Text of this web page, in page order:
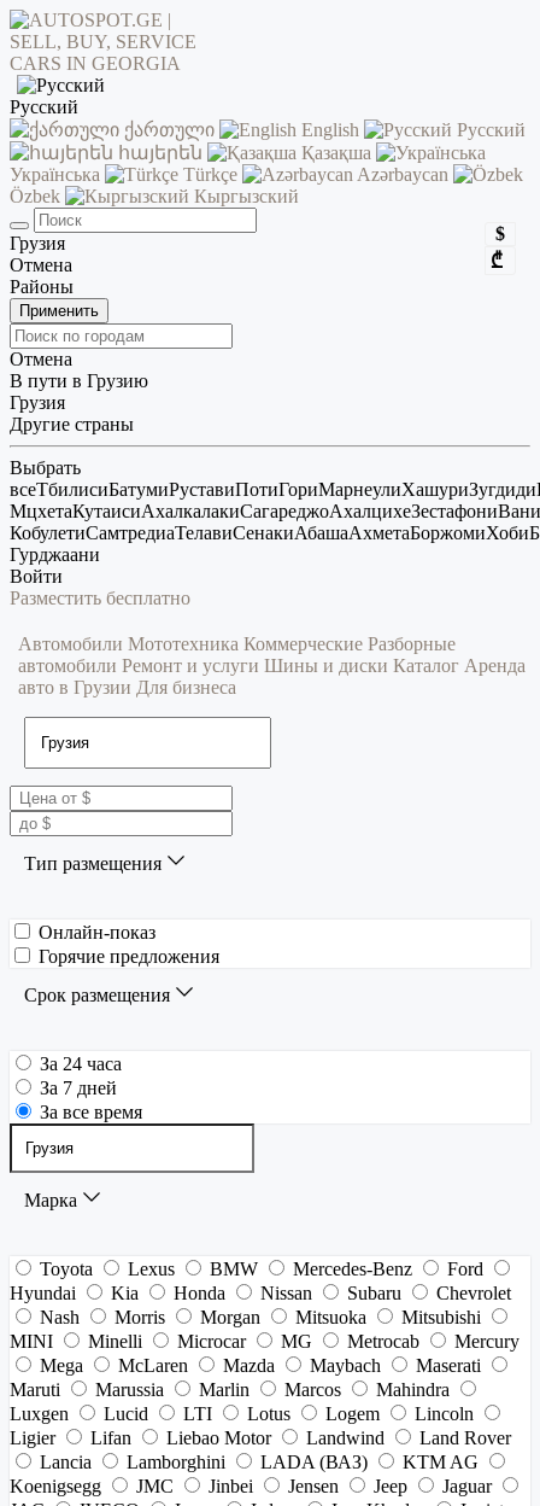
Русский
ქართული
English
Русский
հայերեն
Қазақша
Українська
Türkçe
Azərbaycan
Özbek
Кыргызский
$
₾
Грузия
Отмена
Районы
Применить
Отмена
В пути в Грузию
Грузия
Другие страны
Выбрать
всеТбилисиБатумиРуставиПотиГориМарнеулиХашуриЗугдиди
МцхетаКутаисиАхалкалакиСагареджоАхалцихеЗестафониВани
КобулетиСамтредиаТелавиСенакиАбашаАхметаБоржомиХоби
Гурджаани
Войти
Разместить бесплатно
Автомобили Мототехника Коммерческие Разборные
автомобили Ремонт и услуги Шины и диски Каталог Аренда
авто в Грузии Для бизнеса
Тип размещения
Онлайн-показ
Горячие предложения
Срок размещения
За 24 часа
За 7 дней
За все время
Марка
Toyota Lexus BMW Mercedes-Benz
Ford
Hyundai
Kia Honda Nissan Subaru
Chevrolet
Nash
Morris Morgan Mitsuoka
Mitsubishi
MINI
Minelli Microcar MG Metrocab
Mercury
Mega
McLaren Mazda Maybach
Maserati
Maruti
Marussia Marlin Marcos
Mahindra
Luxgen
Lucid LTI Lotus Logem
Lincoln
Ligier
Lifan Liebao Motor Landwind
Land Rover
Lancia
Lamborghini LADA (ВАЗ)
KTM AG
Koenigsegg
JMC Jinbei Jensen Jeep
Jaguar